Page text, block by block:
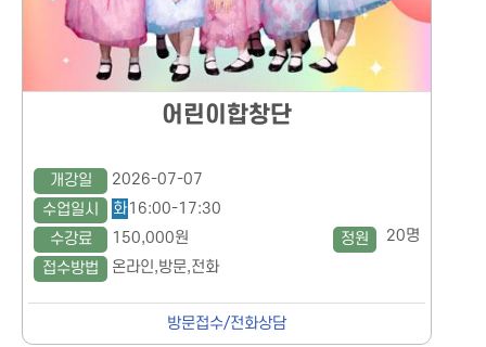
방문접수/전화상담
어린이합창단
개강일
2026-07-07
수업일시
화16:00-17:30
수강료
150,000원 정원
20명
접수방법
온라인,방문,전화